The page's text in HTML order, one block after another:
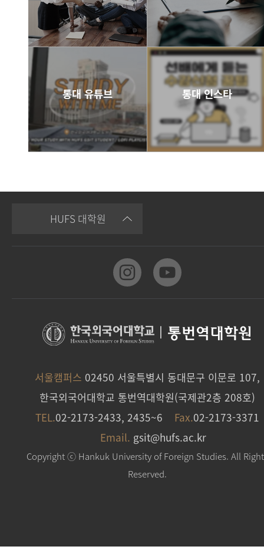
바로가기 바로가기
통대 유튜브 통대 인스타
HUFS 대학원
통번역대학원
서울캠퍼스 02450 서울특별시 동대문구 이문로 107,
한국외국어대학교 통번역대학원(국제관2층 208호)
TEL.02-2173-2433, 2435~6 Fax.02-2173-3371
Email. gsit@hufs.ac.kr
Copyright ⓒ Hankuk University of Foreign Studies. All
Reserved.